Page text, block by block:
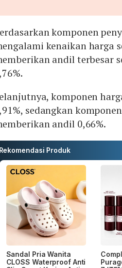
komponen
kenaikan harga
andil terbesar
komponen
sedangkan
andil 0,66%.
Rekomendasi Produk
Sandal Pria Wanita
CLOSS Waterproof Anti